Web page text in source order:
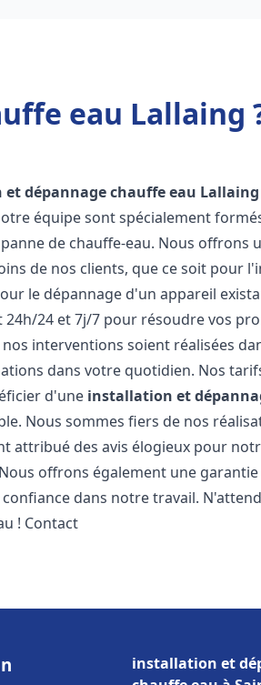
eau Lallaing
dépannage chauffe eau Lallaing
équipe sont spécialement
de chauffe-eau. Nous offrons
de nos clients, que ce soit pour
le dépannage d'un appareil
24 et 7j/7 pour résoudre vos
interventions soient réalisées
dans votre quotidien. Nos
d'une installation et
Nous sommes fiers de nos
attribué des avis élogieux pour
offrons également une
dans notre travail.
! Contact
installation et